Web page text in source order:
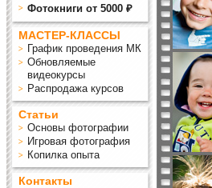
Фотокниги от 5000 ₽
МАСТЕР-КЛАССЫ
График проведения МК
Обновляемые
видеокурсы
Распродажа курсов
Статьи
Основы фотографии
Игровая фотография
Копилка опыта
Контакты